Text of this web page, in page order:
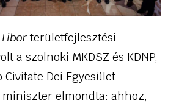
területfejlesztési
a szolnoki MKDSZ és KDNP,
Civitate Dei Egyesület
miniszter elmondta: ahhoz,